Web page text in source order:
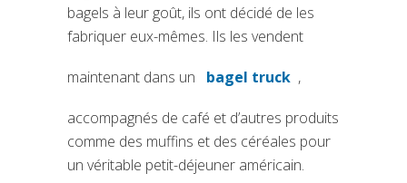
bagels à leur goût, ils ont décidé de les
fabriquer eux-mêmes. Ils les vendent
maintenant dans un bagel truck
(si apre in una nuova
,
accompagnés de café et d’autres produits
comme des muffins et des céréales pour
un véritable petit-déjeuner américain.